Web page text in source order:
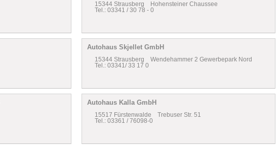
15344 Strausberg Hohensteiner Chaussee
Tel.: 03341 / 30 78 - 0
Autohaus Skjellet GmbH
15344 Strausberg Wendehammer 2 Gewerbepark Nord
Tel.: 03341/ 33 17 0
Autohaus Kalla GmbH
15517 Fürstenwalde Trebuser Str. 51
Tel.: 03361 / 76098-0